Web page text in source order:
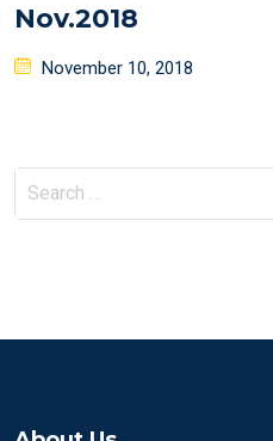
Nov.2018
Posted
November 10, 2018
Search